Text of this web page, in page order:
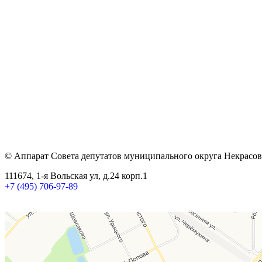
© Аппарат Совета депутатов муниципального округа
111674, 1-я Вольская ул, д.24 корп.1
+7 (495) 706-97-89